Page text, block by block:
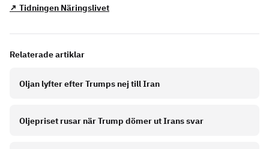
↗ Tidningen Näringslivet
Relaterade artiklar
Oljan lyfter efter Trumps nej till Iran
Oljepriset rusar när Trump dömer ut Irans svar